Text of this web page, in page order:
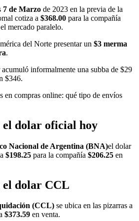
7 de Marzo de 2023 en la previa de la
cotiza a $368.00 para la compañía
mercado paralelo.
del Norte presentar un $3 merma
.
informalmente una subba de $29
$346.
en compras online: qué tipo de envíos
el dolar oficial hoy
Nacional de Argentina (BNA)el dolar
$198.25 para la compañía $206.25 en
el dolar CCL
(CCL) se ubica en las pizarras a
$373.59 en venta.